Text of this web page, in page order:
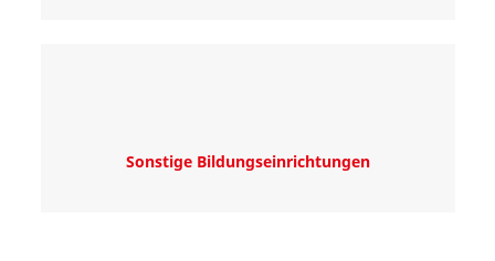
Sonstige Bildungseinrichtungen